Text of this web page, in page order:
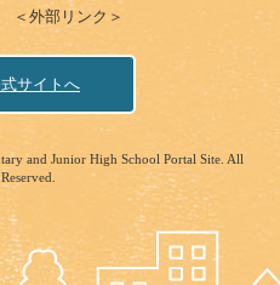
＜外部リンク＞
サイトへ
and Junior High School Portal Site. All